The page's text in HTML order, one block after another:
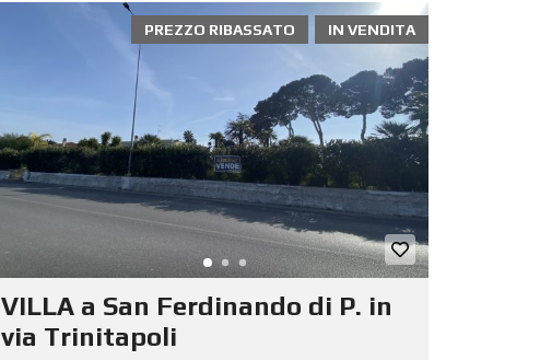
IN VENDITA
PREZZO RIBASSATO
VILLA a San Ferdinando di P. in
via Trinitapoli